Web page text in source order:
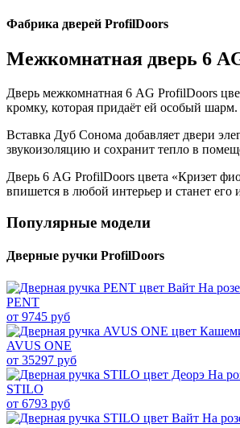
Фабрика дверей ProfilDoors
Межкомнатная дверь 6
Дверь межкомнатная 6 AG ProfilDoors
кромку, которая придаёт ей особый шарм.
Вставка Дуб Сонома добавляет двери
звукоизоляцию и сохранит тепло в
Дверь 6 AG ProfilDoors цвета «Кризет
впишется в любой интерьер и станет его
Популярные модели
Дверные ручки ProfilDoors
PENT
от 9745 руб
AVUS ONE
от 35297 руб
STILO
от 6793 руб